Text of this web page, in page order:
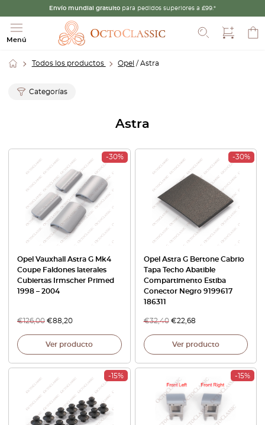
Envío mundial gratuito para pedidos superiores a £99.*
Menú
Todos los productos Opel / Astra
Categorías
Astra
-30%
Opel Vauxhall Astra G Mk4
Coupe Faldones laterales
Cubiertas Irmscher Primed
1998 – 2004
€126,00 €88,20
Ver producto
-30%
Opel Astra G Bertone Cabrio
Tapa Techo Abatible
Compartimento Estiba
Conector Negro 9199617
186311
€32,40 €22,68
Ver producto
-15% -15%